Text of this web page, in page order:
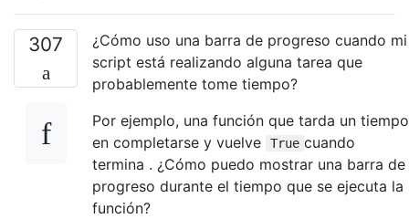
307
¿Cómo uso una barra de progreso cuando mi
script está realizando alguna tarea que
probablemente tome tiempo?
Por ejemplo, una función que tarda un tiempo
en completarse y vuelve
True cuando
termina . ¿Cómo puedo mostrar una barra de
progreso durante el tiempo que se ejecuta la
función?